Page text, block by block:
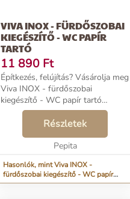
VIVA INOX - FÜRDŐSZOBAI
KIEGÉSZÍTŐ - WC PAPÍR
TARTÓ
11 890 Ft
Építkezés, felújítás? Vásárolja meg
Viva INOX - fürdőszobai
kiegészítő - WC papír tartó
termékünket kedvező áron, vagy
válogasson tovább a(z)
Mosdószekrény kategória
termékei közül. Azonnal, valós
Részletek
Pepita
Hasonlók, mint Viva INOX -
fürdőszobai kiegészítő - WC papír
tartó